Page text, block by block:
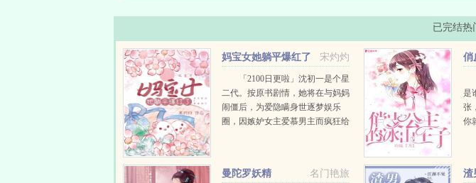
已完结热
宋灼灼
妈宝女她躺平爆红了
「2100日更啦」沈初一是个星
二代。按原书剧情，她将在与妈妈
闹僵后，为爱隐瞒身世逐梦娱乐
圈，因嫉妒女主爱慕男主而疯狂给
俏
是
张
你
名门艳旅
曼陀罗妖精 渣